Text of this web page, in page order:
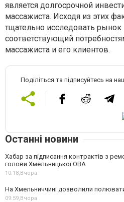
является долгосрочной
массажиста. Исходя из этих
тщательно исследовать рынок
соответствующий
массажиста и его клиентов.
Поділіться та підписуйтесь на
Останні новини
Хабар за підписання контрактів з
голови Хмельницької ОВА
10:18,Вчора
На Хмельниччині дозволили
09:59,Вчора